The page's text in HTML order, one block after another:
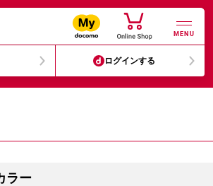
MENU
ログインする
ラー